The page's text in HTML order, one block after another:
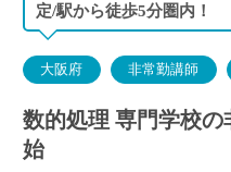
定/駅から徒歩5分圏内！
大阪府 非常勤講師
数的処理 専門学校の
始